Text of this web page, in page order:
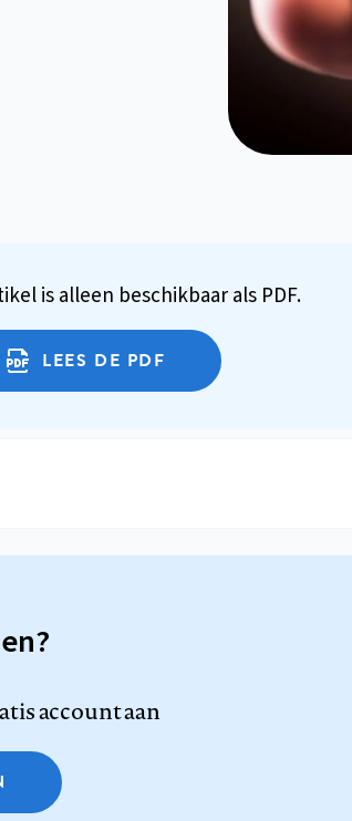
is alleen beschikbaar als PDF.
LEES DE PDF
account aan